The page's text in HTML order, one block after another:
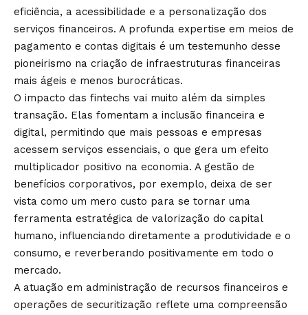
eficiência, a acessibilidade e a personalização dos
serviços financeiros. A profunda expertise em meios de
pagamento e contas digitais é um testemunho desse
pioneirismo na criação de infraestruturas financeiras
mais ágeis e menos burocráticas.
O impacto das fintechs vai muito além da simples
transação. Elas fomentam a inclusão financeira e
digital, permitindo que mais pessoas e empresas
acessem serviços essenciais, o que gera um efeito
multiplicador positivo na economia. A gestão de
benefícios corporativos, por exemplo, deixa de ser
vista como um mero custo para se tornar uma
ferramenta estratégica de valorização do capital
humano, influenciando diretamente a produtividade e o
consumo, e reverberando positivamente em todo o
mercado.
A atuação em administração de recursos financeiros e
operações de securitização reflete uma compreensão